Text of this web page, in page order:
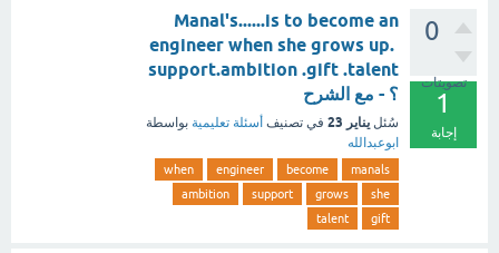
0
تصويتات
1
إجابة
Manal's......is to become an
engineer when she grows up.
support.ambition .gift .talent
؟ - مع الشرح
سُئل يناير 23 في تصنيف أسئلة تعليمية بواسطة
ابوعبدالله
manals
become
engineer
when
she
grows
support
ambition
gift
talent